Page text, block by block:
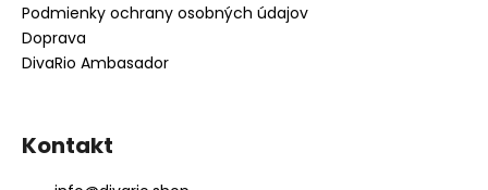
Podmienky ochrany osobných údajov
Doprava
DivaRio Ambasador
Kontakt